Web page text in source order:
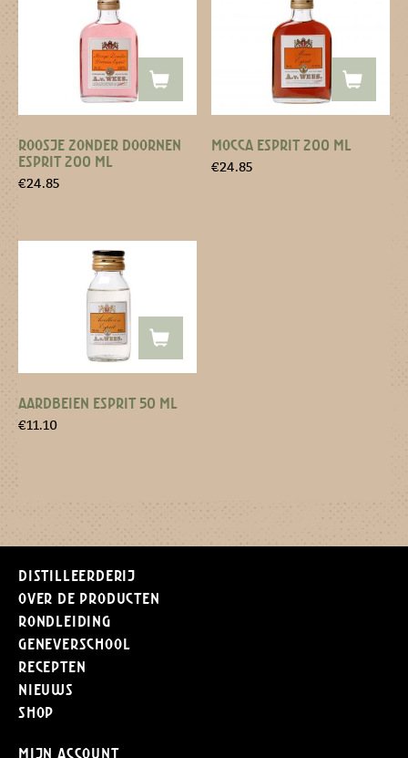
ROOSJE ZONDER DOORNEN
ESPRIT 200 ML
€24.85
MOCCA ESPRIT 200 ML
€24.85
AARDBEIEN ESPRIT 50 ML
€11.10
Distilleerderij
Over de producten
Rondleiding
Geneverschool
Recepten
Nieuws
Shop
Mijn Account